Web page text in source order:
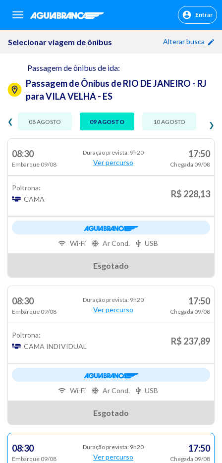
sr.header.toggle.navigation Entrar
Selecionar viagem de ônibus Alterar busca
Passagem de ônibus de ida:
Passagem de Ônibus de RIO DE JANEIRO - RJ
para VILA VELHA - ES
❯
❮ 08 AGOSTO 09 AGOSTO 10 AGOSTO
08:30
Embarque 09/08
Duração prevista: 9h20
Ver percurso
17:50
Chegada 09/08
Poltrona:
CAMA
R$ 228,13
Esgotado
Wi-Fi Ar Cond. USB
08:30
Embarque 09/08
Duração prevista: 9h20
Ver percurso
17:50
Chegada 09/08
Poltrona:
CAMA INDIVIDUAL
R$ 237,89
Esgotado
Wi-Fi Ar Cond. USB
08:30
Embarque 09/08
Duração prevista: 9h20
Ver percurso
17:50
Chegada 09/08